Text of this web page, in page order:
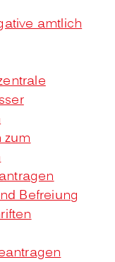
amtlich
zum
Befreiung